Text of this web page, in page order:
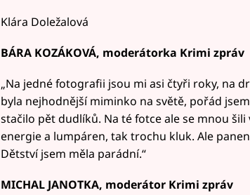
Klára Doležalová
BÁRA KOZÁKOVÁ, moderátorka Krimi zpráv
„Na jedné fotografii jsou mi asi čtyři roky, na
byla nejhodnější miminko na světě, pořád
stačilo pět dudlíků. Na té fotce ale se mnou
energie a lumpáren, tak trochu kluk. Ale
Dětství jsem měla parádní.“
MICHAL JANOTKA, moderátor Krimi zpráv